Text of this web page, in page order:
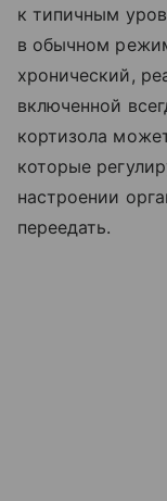
к типичным
в обычном
хронический,
включенной
кортизола
которые
настроении
переедать.